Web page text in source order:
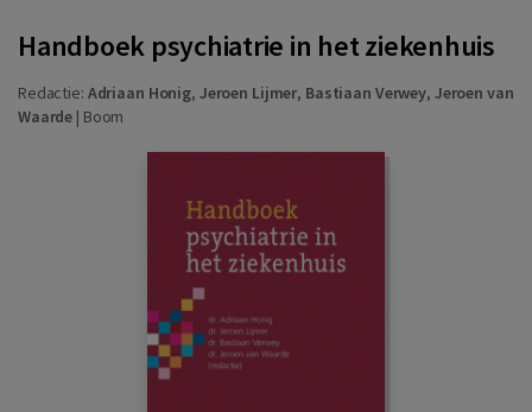
Handboek psychiatrie in het ziekenhuis
Redactie: Adriaan Honig, Jeroen Lijmer, Bastiaan Verwey, Jeroen van
Waarde | Boom